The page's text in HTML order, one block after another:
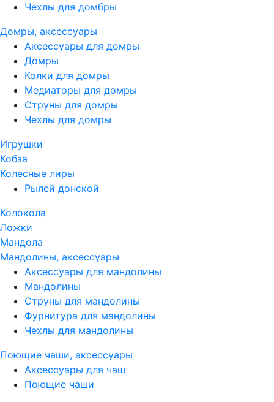
Чехлы для домбры
Домры, аксессуары
Аксессуары для домры
Домры
Колки для домры
Медиаторы для домры
Струны для домры
Чехлы для домры
Игрушки
Кобза
Колесные лиры
Рылей донской
Колокола
Ложки
Мандола
Мандолины, аксессуары
Аксессуары для мандолины
Мандолины
Струны для мандолины
Фурнитура для мандолины
Чехлы для мандолины
Поющие чаши, аксессуары
Аксессуары для чаш
Поющие чаши